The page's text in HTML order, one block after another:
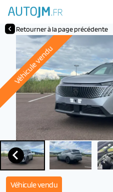
Retourner à la page précédente
Véhicule vendu
Véhicule vendu